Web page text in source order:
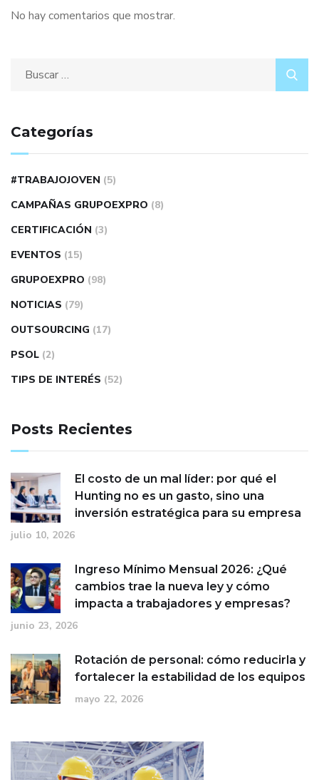
No hay comentarios que mostrar.
Categorías
#TRABAJOJOVEN (5)
CAMPAÑAS GRUPOEXPRO (8)
CERTIFICACIÓN (3)
EVENTOS (15)
GRUPOEXPRO (98)
NOTICIAS (79)
OUTSOURCING (17)
PSOL (2)
TIPS DE INTERÉS (52)
Posts Recientes
El costo de un mal líder: por qué el
Hunting no es un gasto, sino una
inversión estratégica para su empresa
julio 10, 2026
Ingreso Mínimo Mensual 2026: ¿Qué
cambios trae la nueva ley y cómo
impacta a trabajadores y empresas?
junio 23, 2026
Rotación de personal: cómo reducirla y
fortalecer la estabilidad de los equipos
mayo 22, 2026